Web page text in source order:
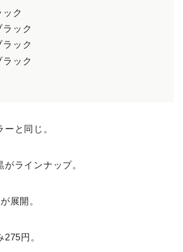
ク
ック
ック
ック
と同じ。
ラインナップ。
展開。
円。